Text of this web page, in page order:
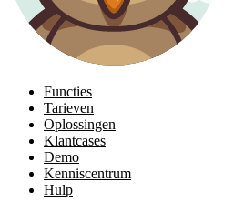
Functies
Tarieven
Oplossingen
Klantcases
Demo
Kenniscentrum
Hulp